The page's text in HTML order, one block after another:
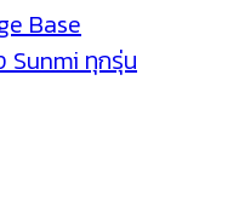
Base
Sunmi ทุกรุ่น